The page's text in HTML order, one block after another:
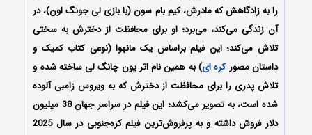
را به زادگاهش که مادرش، کیم بام سون (با بازی لی جونگ اون)، در
آن زندگی می‌کند، می‌برد؛ او برای محافظت از دخترش به سختی
تلاش می‌کند؛ این فیلم براساس یک مانهوا (نوعی کتاب کمیک و
داستان مصورکره ای) به همین نام اثر یون چانگ لی ساخته شده و
تلاش پدری را برای محافظت از دخترش که به ویروس زامبی آلوده
شده است، به تصویر می‌کشد؛ این فیلم در سراسر جهان 38 میلیون
دلار فروش داشته و به پرفروش‌ترین فیلم کره‌جنوبی در سال 2025